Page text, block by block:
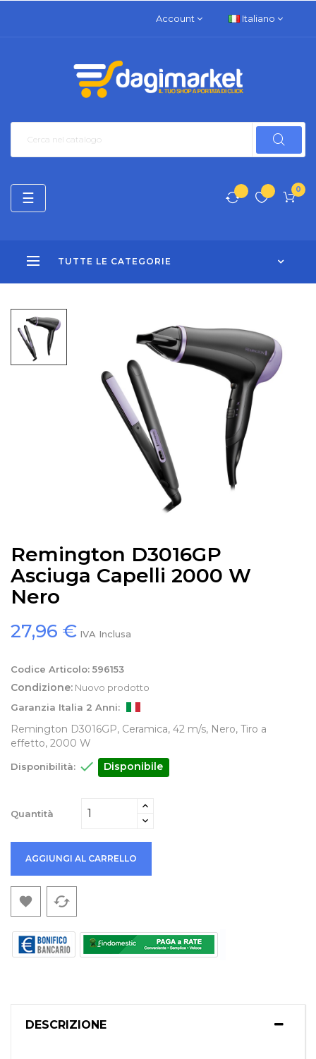
Account Italiano
0
TUTTE LE CATEGORIE
navigazione
Toggle
☰
Remington D3016GP
Asciuga Capelli 2000 W
Nero
27,96 € IVA Inclusa
Codice Articolo: 596153
Condizione: Nuovo prodotto
Garanzia Italia 2 Anni:
Remington D3016GP, Ceramica, 42 m/s, Nero, Tiro a
effetto, 2000 W
Disponibilità:  Disponibile
Quantità
AGGIUNGI AL CARRELLO
 cached
DESCRIZIONE